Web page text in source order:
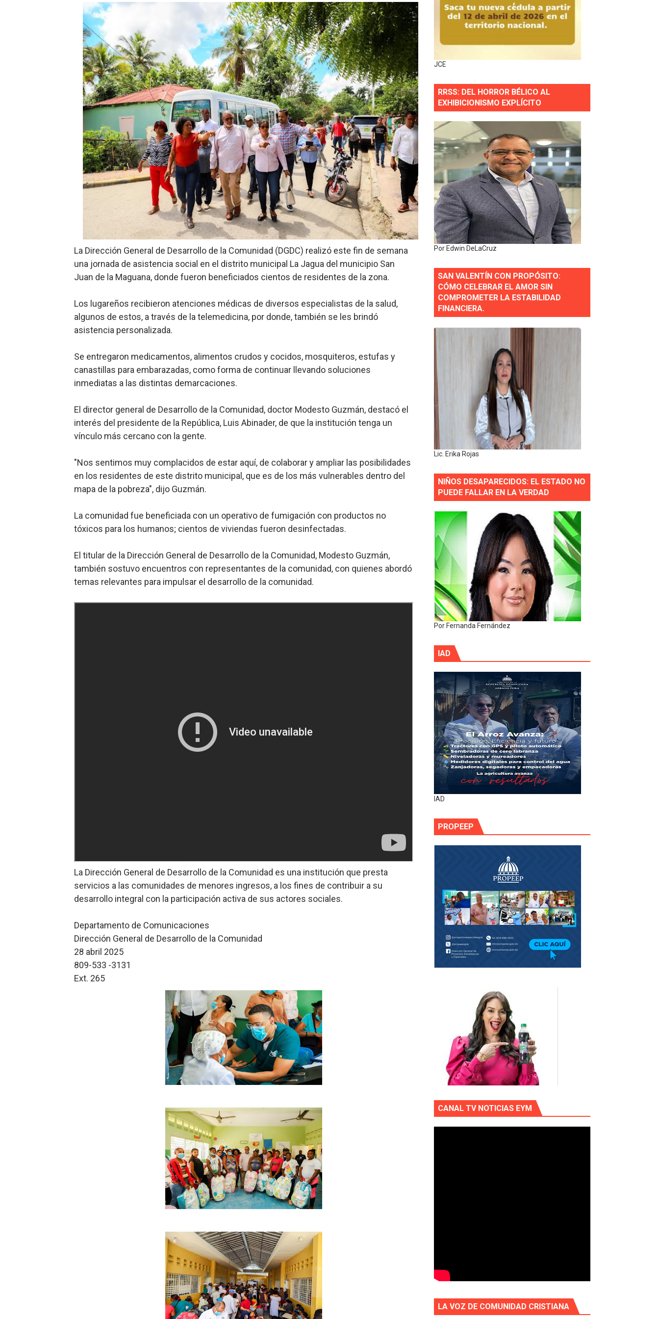
Ministerio de Defensa siembra esperanza y protege el agua mediante Jornada de Reforestación en Manabao
MICM y CECCOM retienen 213,355 galones de combustibles y 46 millones de mercancías en lo que va de año
Bienes Nacionales recauda más de RD 57 millones en segunda subasta pública del año
Residentes en San Juan beneficiados con jornada asistencial de Desarrollo de la Comunidad y Ejército RD
El magistrado Henry Molina decidió no seguir en la Presidencia de la Suprema Corte de Justicia.
​Domingo Plácido critica la situación económica y califica de ineficiente la gestión del gobierno
Graduación XII Promoción Servicio Militar Voluntario
Fellito Suberví asegura en Carolina Mejía RD tiene la oportunidad histórica de elegir la primera mujer presidente de la República
Hipótesis policial sobre atentado a balazos en la avenida Abraham Lincoln y fallecer horas después
CESDN urge fortalecer el sistema eléctrico ante constantes apagones en Santo Domingo Norte
Candidato a presidente del Colegio de Notarios hace llamado a la unidad.
Digecac realizará Primer Festival de Plantas 2026
Josefa Castillo: Liderazgo y Transformación Social al Frente del INAIPI
Lee Ballester a los que se forman como agentes “Todo el equipo de la DGM debe acogerse a normas éticas y ser garante de los derechos de
Operativo Interinstitucional “Compromiso Ambiental 2.0”
La Dirección General de Desarrollo de la Comunidad (DGDC) realizó este fin de semana
una jornada de asistencia social en el distrito municipal La Jagua del municipio San
Juan de la Maguana, donde fueron beneficiados cientos de residentes de la zona.
Los lugareños recibieron atenciones médicas de diversos especialistas de la salud,
algunos de estos, a través de la telemedicina, por donde, también se les brindó
asistencia personalizada.
Se entregaron medicamentos, alimentos crudos y cocidos, mosquiteros, estufas y
canastillas para embarazadas, como forma de continuar llevando soluciones
inmediatas a las distintas demarcaciones.
El director general de Desarrollo de la Comunidad, doctor Modesto Guzmán, destacó el
interés del presidente de la República, Luis Abinader, de que la institución tenga un
vínculo más cercano con la gente.
"Nos sentimos muy complacidos de estar aquí, de colaborar y ampliar las posibilidades
en los residentes de este distrito municipal, que es de los más vulnerables dentro del
mapa de la pobreza", dijo Guzmán.
La comunidad fue beneficiada con un operativo de fumigación con productos no
tóxicos para los humanos; cientos de viviendas fueron desinfectadas.
El titular de la Dirección General de Desarrollo de la Comunidad, Modesto Guzmán,
también sostuvo encuentros con representantes de la comunidad, con quienes abordó
temas relevantes para impulsar el desarrollo de la comunidad.
La Dirección General de Desarrollo de la Comunidad es una institución que presta
servicios a las comunidades de menores ingresos, a los fines de contribuir a su
desarrollo integral con la participación activa de sus actores sociales.
Departamento de Comunicaciones
Dirección General de Desarrollo de la Comunidad
28 abril 2025
809-533 -3131
Ext. 265
JCE
RRSS: DEL HORROR BÉLICO AL
EXHIBICIONISMO EXPLÍCITO
Por Edwin DeLaCruz
SAN VALENTÍN CON PROPÓSITO:
CÓMO CELEBRAR EL AMOR SIN
COMPROMETER LA ESTABILIDAD
FINANCIERA.
Lic. Erika Rojas
NIÑOS DESAPARECIDOS: EL ESTADO NO
PUEDE FALLAR EN LA VERDAD
Por Fernanda Fernández
IAD
IAD
PROPEEP
CANAL TV NOTICIAS EYM
LA VOZ DE COMUNIDAD CRISTIANA